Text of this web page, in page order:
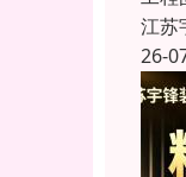
江苏
26-